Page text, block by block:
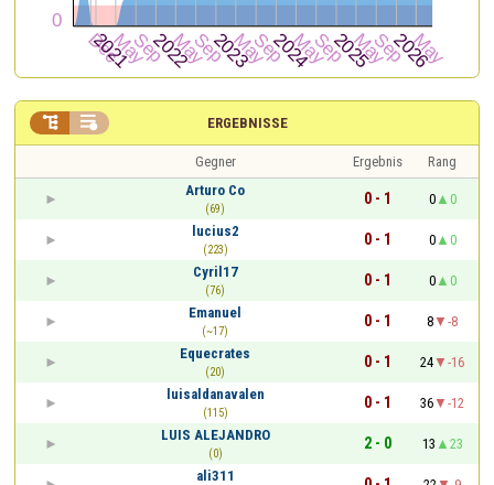
ERGEBNISSE
 
Gegner Ergebnis
Rang
Arturo Co
(69)
0 - 1 0
0
lucius2
(223)
0 - 1 0
0
Cyril17
(76)
0 - 1 0
0
Emanuel
(~17)
0 - 1 8
-8
Equecrates
(20)
0 - 1 24
-16
luisaldanavalen
(115)
0 - 1 36
-12
LUIS ALEJANDRO
(0)
2 - 0 13
23
ali311